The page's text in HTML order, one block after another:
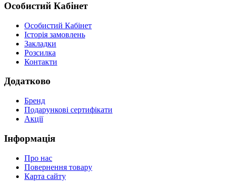
Особистий Кабінет
Особистий Кабінет
Історія замовлень
Закладки
Розсилка
Контакти
Додатково
Бренд
Подарункові сертифікати
Акції
Інформація
Про нас
Повернення товару
Карта сайту